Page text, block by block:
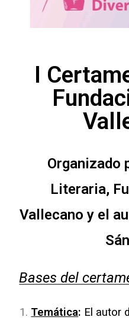
I
Organizado
Literaria,
Vallecano y el
Bases del
Temática: El autor